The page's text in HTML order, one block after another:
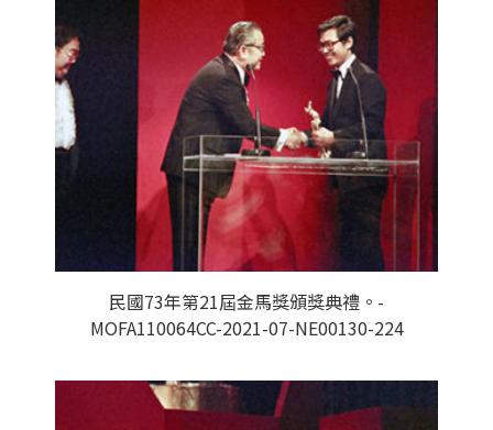
民國73年第21屆金馬獎頒獎典禮。-
MOFA110064CC-2021-07-NE00130-224